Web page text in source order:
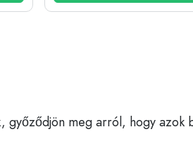
meg arról, hogy azok